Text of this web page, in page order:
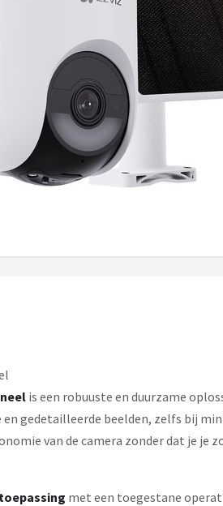
is een robuuste en duurzame
en gedetailleerde beelden, zelfs bij
van de camera zonder dat je je
met een toegestane